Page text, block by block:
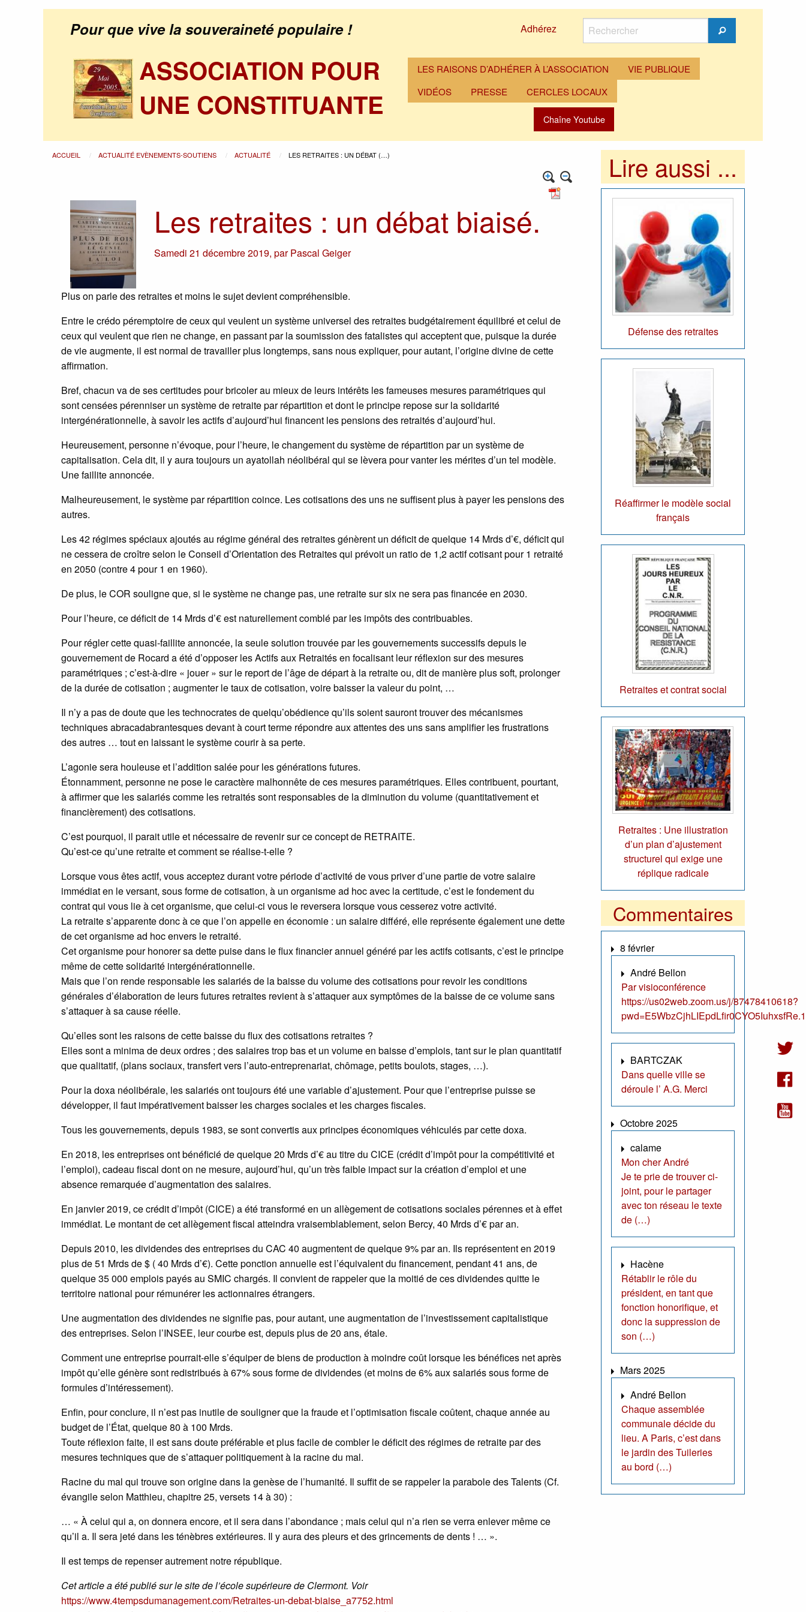
Pour que vive la souveraineté populaire ! Adhérez
Rechercher
Rechercher
ASSOCIATION POUR
UNE CONSTITUANTE
LES RAISONS D’ADHÉRER À L’ASSOCIATION
VIE PUBLIQUE
VIDÉOS
PRESSE CERCLES LOCAUX
Chaîne Youtube
ACCUEIL ACTUALITÉ EVÈNEMENTS-SOUTIENS ACTUALITÉ LES RETRAITES : UN DÉBAT (…)
Les retraites : un débat biaisé.
Samedi 21 décembre 2019,parPascal Geiger
Plus on parle des retraites et moins le sujet devient compréhensible.
Entre le crédo péremptoire de ceux qui veulent un système universel des retraites budgétairement équilibré et celui de
ceux qui veulent que rien ne change, en passant par la soumission des fatalistes qui acceptent que, puisque la durée
de vie augmente, il est normal de travailler plus longtemps, sans nous expliquer, pour autant, l’origine divine de cette
affirmation.
Bref, chacun va de ses certitudes pour bricoler au mieux de leurs intérêts les fameuses mesures paramétriques qui
sont censées pérenniser un système de retraite par répartition et dont le principe repose sur la solidarité
intergénérationnelle, à savoir les actifs d’aujourd’hui financent les pensions des retraités d’aujourd’hui.
Heureusement, personne n’évoque, pour l’heure, le changement du système de répartition par un système de
capitalisation. Cela dit, il y aura toujours un ayatollah néolibéral qui se lèvera pour vanter les mérites d’un tel modèle.
Une faillite annoncée.
Malheureusement, le système par répartition coince. Les cotisations des uns ne suffisent plus à payer les pensions des
autres.
Les 42 régimes spéciaux ajoutés au régime général des retraites génèrent un déficit de quelque 14 Mrds d’€, déficit qui
ne cessera de croître selon le Conseil d’Orientation des Retraites qui prévoit un ratio de 1,2 actif cotisant pour 1 retraité
en 2050 (contre 4 pour 1 en 1960).
De plus, le COR souligne que, si le système ne change pas, une retraite sur six ne sera pas financée en 2030.
Pour l’heure, ce déficit de 14 Mrds d’€ est naturellement comblé par les impôts des contribuables.
Pour régler cette quasi-faillite annoncée, la seule solution trouvée par les gouvernements successifs depuis le
gouvernement de Rocard a été d’opposer les Actifs aux Retraités en focalisant leur réflexion sur des mesures
paramétriques ; c’est-à-dire « jouer » sur le report de l’âge de départ à la retraite ou, dit de manière plus soft, prolonger
de la durée de cotisation ; augmenter le taux de cotisation, voire baisser la valeur du point, …
Il n’y a pas de doute que les technocrates de quelqu’obédience qu’ils soient sauront trouver des mécanismes
techniques abracadabrantesques devant à court terme répondre aux attentes des uns sans amplifier les frustrations
des autres … tout en laissant le système courir à sa perte.
L’agonie sera houleuse et l’addition salée pour les générations futures.
Étonnamment, personne ne pose le caractère malhonnête de ces mesures paramétriques. Elles contribuent, pourtant,
à affirmer que les salariés comme les retraités sont responsables de la diminution du volume (quantitativement et
financièrement) des cotisations.
C’est pourquoi, il parait utile et nécessaire de revenir sur ce concept de RETRAITE.
Qu’est-ce qu’une retraite et comment se réalise-t-elle ?
Lorsque vous êtes actif, vous acceptez durant votre période d’activité de vous priver d’une partie de votre salaire
immédiat en le versant, sous forme de cotisation, à un organisme ad hoc avec la certitude, c’est le fondement du
contrat qui vous lie à cet organisme, que celui-ci vous le reversera lorsque vous cesserez votre activité.
La retraite s’apparente donc à ce que l’on appelle en économie : un salaire différé, elle représente également une dette
de cet organisme ad hoc envers le retraité.
Cet organisme pour honorer sa dette puise dans le flux financier annuel généré par les actifs cotisants, c’est le principe
même de cette solidarité intergénérationnelle.
Mais que l’on rende responsable les salariés de la baisse du volume des cotisations pour revoir les conditions
générales d’élaboration de leurs futures retraites revient à s’attaquer aux symptômes de la baisse de ce volume sans
s’attaquer à sa cause réelle.
Qu’elles sont les raisons de cette baisse du flux des cotisations retraites ?
Elles sont a minima de deux ordres ; des salaires trop bas et un volume en baisse d’emplois, tant sur le plan quantitatif
que qualitatif, (plans sociaux, transfert vers l’auto-entreprenariat, chômage, petits boulots, stages, …).
Pour la doxa néolibérale, les salariés ont toujours été une variable d’ajustement. Pour que l’entreprise puisse se
développer, il faut impérativement baisser les charges sociales et les charges fiscales.
Tous les gouvernements, depuis 1983, se sont convertis aux principes économiques véhiculés par cette doxa.
En 2018, les entreprises ont bénéficié de quelque 20 Mrds d’€ au titre du CICE (crédit d’impôt pour la compétitivité et
l’emploi), cadeau fiscal dont on ne mesure, aujourd’hui, qu’un très faible impact sur la création d’emploi et une
absence remarquée d’augmentation des salaires.
En janvier 2019, ce crédit d’impôt (CICE) a été transformé en un allègement de cotisations sociales pérennes et à effet
immédiat. Le montant de cet allègement fiscal atteindra vraisemblablement, selon Bercy, 40 Mrds d’€ par an.
Depuis 2010, les dividendes des entreprises du CAC 40 augmentent de quelque 9% par an. Ils représentent en 2019
plus de 51 Mrds de $ ( 40 Mrds d’€). Cette ponction annuelle est l’équivalent du financement, pendant 41 ans, de
quelque 35 000 emplois payés au SMIC chargés. Il convient de rappeler que la moitié de ces dividendes quitte le
territoire national pour rémunérer les actionnaires étrangers.
Une augmentation des dividendes ne signifie pas, pour autant, une augmentation de l’investissement capitalistique
des entreprises. Selon l’INSEE, leur courbe est, depuis plus de 20 ans, étale.
Comment une entreprise pourrait-elle s’équiper de biens de production à moindre coût lorsque les bénéfices net après
impôt qu’elle génère sont redistribués à 67% sous forme de dividendes (et moins de 6% aux salariés sous forme de
formules d’intéressement).
Enfin, pour conclure, il n’est pas inutile de souligner que la fraude et l’optimisation fiscale coûtent, chaque année au
budget de l’État, quelque 80 à 100 Mrds.
Toute réflexion faite, il est sans doute préférable et plus facile de combler le déficit des régimes de retraite par des
mesures techniques que de s’attaquer politiquement à la racine du mal.
Racine du mal qui trouve son origine dans la genèse de l’humanité. Il suffit de se rappeler la parabole des Talents (Cf.
évangile selon Matthieu, chapitre 25, versets 14 à 30) :
… « À celui qui a, on donnera encore, et il sera dans l’abondance ; mais celui qui n’a rien se verra enlever même ce
qu’il a. Il sera jeté dans les ténèbres extérieures. Il y aura des pleurs et des grincements de dents ! … ».
Il est temps de repenser autrement notre république.
Cet article a été publié sur le site de l’école supérieure de Clermont. Voir
https://www.4tempsdumanagement.com/Retraites-un-debat-biaise_a7752.html
Lire aussi ...
Défense des retraites
Réaffirmer le modèle social
français
Retraites et contrat social
Retraites : Une illustration
d’un plan d’ajustement
structurel qui exige une
réplique radicale
Commentaires
8 février
André Bellon
Par visioconférence
https://us02web.zoom.us/j/87478410618?
BARTCZAK
Dans quelle ville se
déroule l’ A.G. Merci
Octobre 2025
calame
Mon cher André
Je te prie de trouver ci-
joint, pour le partager
avec ton réseau le texte
de (…)
Hacène
Rétablir le rôle du
président, en tant que
fonction honorifique, et
donc la suppression de
son (…)
Mars 2025
André Bellon
Chaque assemblée
communale décide du
lieu. A Paris, c’est dans
le jardin des Tuileries
au bord (…)